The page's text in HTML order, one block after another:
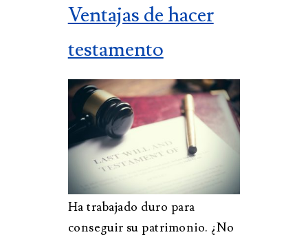
Ventajas de hacer
testamento
Ha trabajado duro para
conseguir su patrimonio. ¿No